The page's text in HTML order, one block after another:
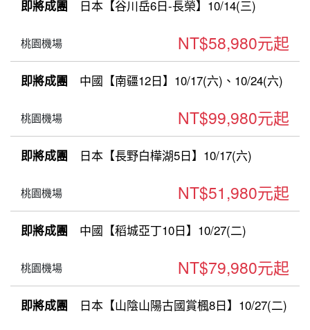
即將成團 日本【谷川岳6日-長榮】10/14(三)
桃園機場 NT$58,980元起
即將成團 中國【南疆12日】10/17(六)、10/24(六)
桃園機場 NT$99,980元起
即將成團 日本【長野白樺湖5日】10/17(六)
桃園機場 NT$51,980元起
即將成團 中國【稻城亞丁10日】10/27(二)
桃園機場 NT$79,980元起
即將成團 日本【山陰山陽古國賞楓8日】10/27(二)